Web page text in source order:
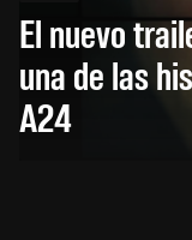
El nuevo
una de las
A24